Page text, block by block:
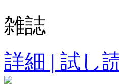
雑誌
詳細 | 試し